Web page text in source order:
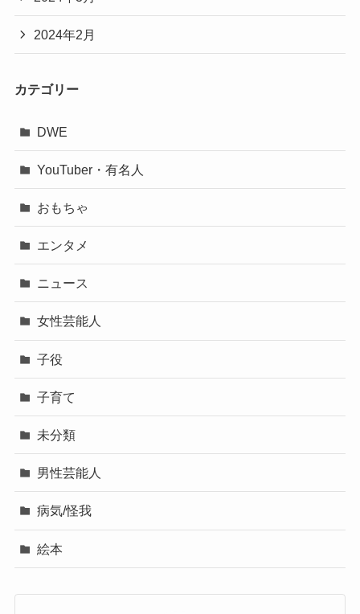
2024年2月
カテゴリー
DWE
YouTuber・有名人
おもちゃ
エンタメ
ニュース
女性芸能人
子役
子育て
未分類
男性芸能人
病気/怪我
絵本